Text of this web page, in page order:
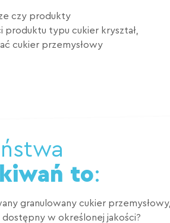
czy produkty
produktu typu cukier kryształ,
cukier przemysłowy
to:
granulowany cukier przemysłowy,
dostępny w określonej jakości?